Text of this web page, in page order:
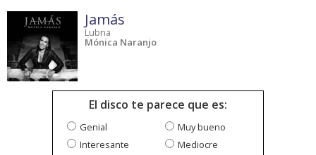
Jamás
Lubna
Mónica Naranjo
El disco te parece que es:
Genial
Muy bueno
Interesante
Mediocre